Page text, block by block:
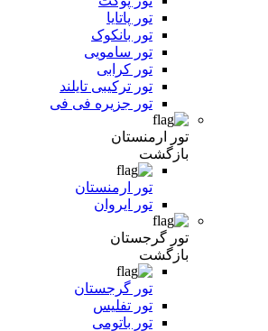
تور پاتایا
تور بانکوک
تور سامویی
تور کرابی
تور ترکیبی تایلند
تور جزیره فی فی
تور ارمنستان
بازگشت
تور ارمنستان
تور ایروان
تور گرجستان
بازگشت
تور گرجستان
تور تفلیس
تور باتومی